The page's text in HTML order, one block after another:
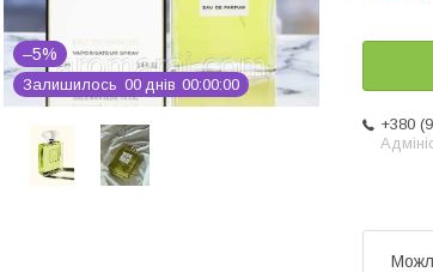
–5%
Залишилось 00 днів 00 00 00
+380